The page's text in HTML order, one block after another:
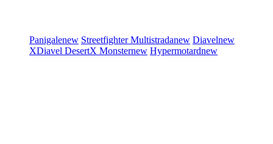
Panigalenew StreetfighterMultistradanew Diavelnew
XDiavel DesertX Monsternew Hypermotardnew